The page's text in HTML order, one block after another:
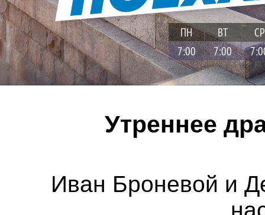
ПН ВТ
СР
7:00
7:00
Утреннее
Иван Броневой и